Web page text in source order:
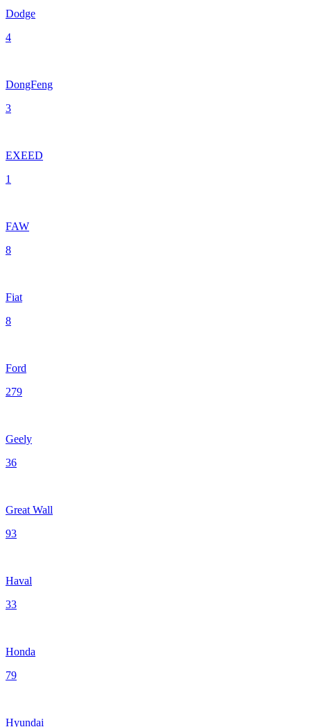
Dodge
4
DongFeng
3
EXEED
1
FAW
8
Fiat
8
Ford
279
Geely
36
Great Wall
93
Haval
33
Honda
79
Hyundai